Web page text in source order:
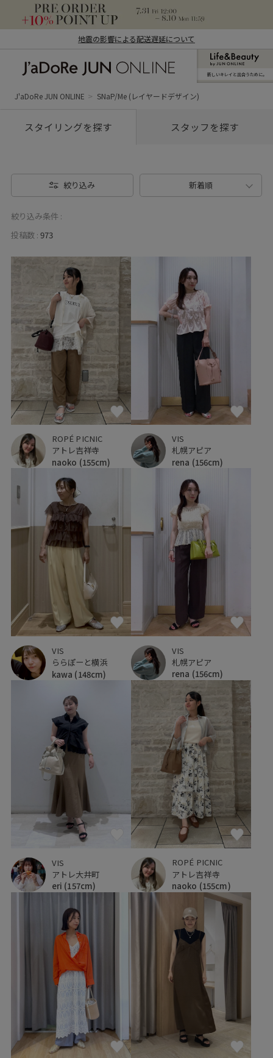
地震の影響による配送遅延について
ン オンライン）
新しいキレイと出合うために。
J'aDoRe JUN ONLINE SNaP/Me (レイヤードデザイン)
スタイリングを探す スタッフを探す
絞り込み 新着順
絞り込み条件 :
投稿数 : 973
ROPÉ PICNIC
アトレ吉祥寺
naoko (155cm)
VIS
札幌アピア
rena (156cm)
VIS
ららぽーと横浜
kawa (148cm)
VIS
札幌アピア
rena (156cm)
VIS
アトレ大井町
eri (157cm)
ROPÉ PICNIC
アトレ吉祥寺
naoko (155cm)